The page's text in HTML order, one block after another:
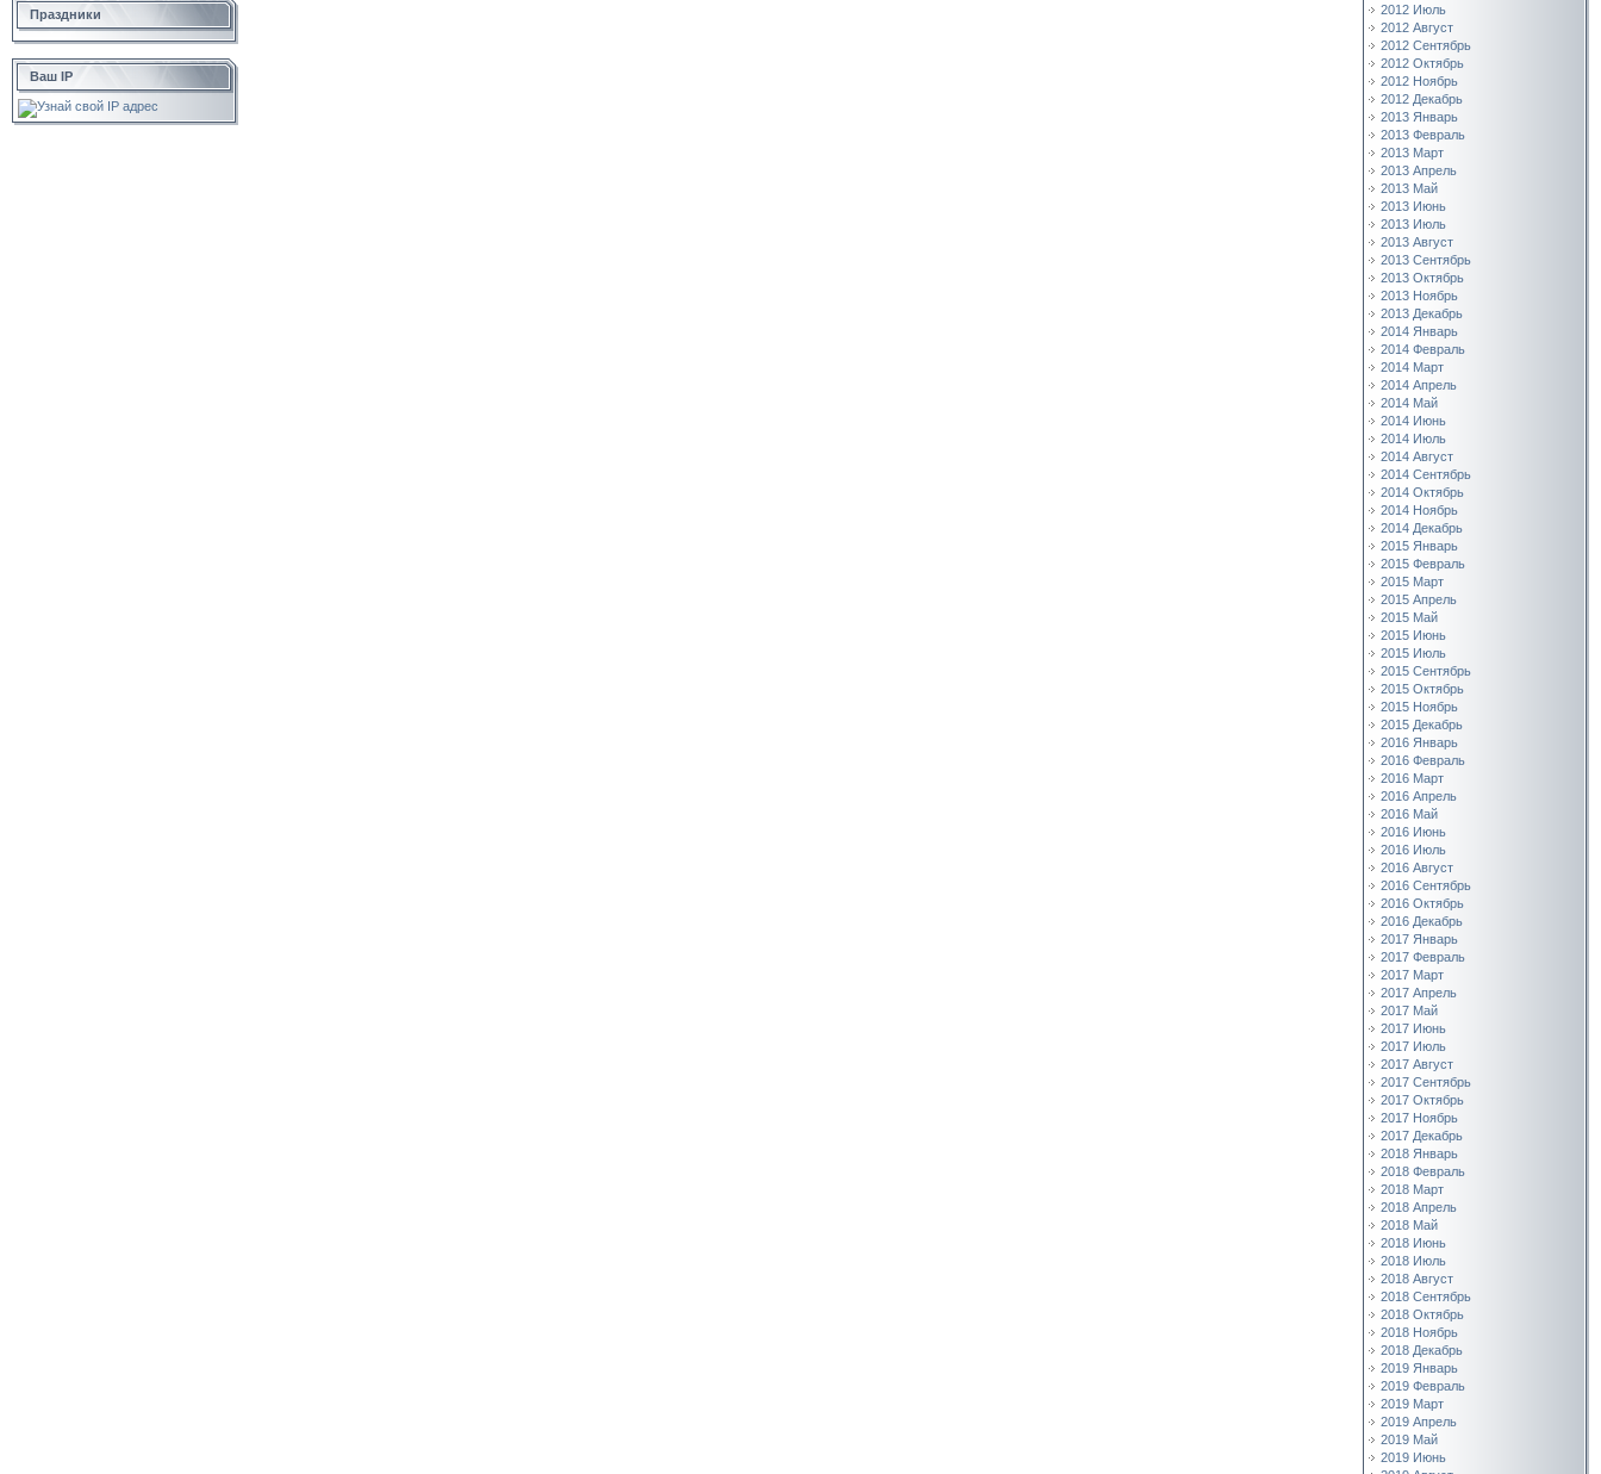
Праздники
Ваш IP
2012 Июль
2012 Август
2012 Сентябрь
2012 Октябрь
2012 Ноябрь
2012 Декабрь
2013 Январь
2013 Февраль
2013 Март
2013 Апрель
2013 Май
2013 Июнь
2013 Июль
2013 Август
2013 Сентябрь
2013 Октябрь
2013 Ноябрь
2013 Декабрь
2014 Январь
2014 Февраль
2014 Март
2014 Апрель
2014 Май
2014 Июнь
2014 Июль
2014 Август
2014 Сентябрь
2014 Октябрь
2014 Ноябрь
2014 Декабрь
2015 Январь
2015 Февраль
2015 Март
2015 Апрель
2015 Май
2015 Июнь
2015 Июль
2015 Сентябрь
2015 Октябрь
2015 Ноябрь
2015 Декабрь
2016 Январь
2016 Февраль
2016 Март
2016 Апрель
2016 Май
2016 Июнь
2016 Июль
2016 Август
2016 Сентябрь
2016 Октябрь
2016 Декабрь
2017 Январь
2017 Февраль
2017 Март
2017 Апрель
2017 Май
2017 Июнь
2017 Июль
2017 Август
2017 Сентябрь
2017 Октябрь
2017 Ноябрь
2017 Декабрь
2018 Январь
2018 Февраль
2018 Март
2018 Апрель
2018 Май
2018 Июнь
2018 Июль
2018 Август
2018 Сентябрь
2018 Октябрь
2018 Ноябрь
2018 Декабрь
2019 Январь
2019 Февраль
2019 Март
2019 Апрель
2019 Май
2019 Июнь